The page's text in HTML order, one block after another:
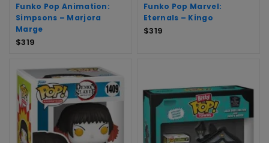
Funko Pop Animation:
Simpsons – Marjora
Marge
$319
Funko Pop Marvel:
Eternals – Kingo
$319